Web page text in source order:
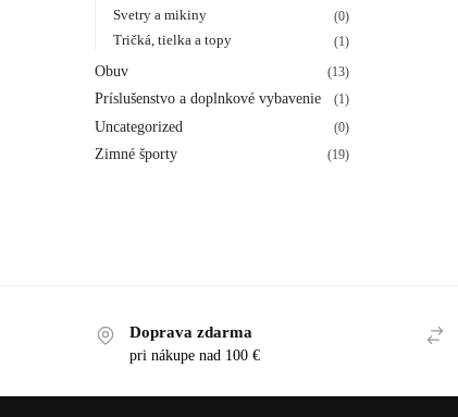
Svetry a mikiny (0)
Tričká, tielka a topy (1)
Obuv (13)
Príslušenstvo a doplnkové vybavenie (1)
Uncategorized (0)
Zimné športy (19)
Doprava zdarma
pri nákupe nad 100 €